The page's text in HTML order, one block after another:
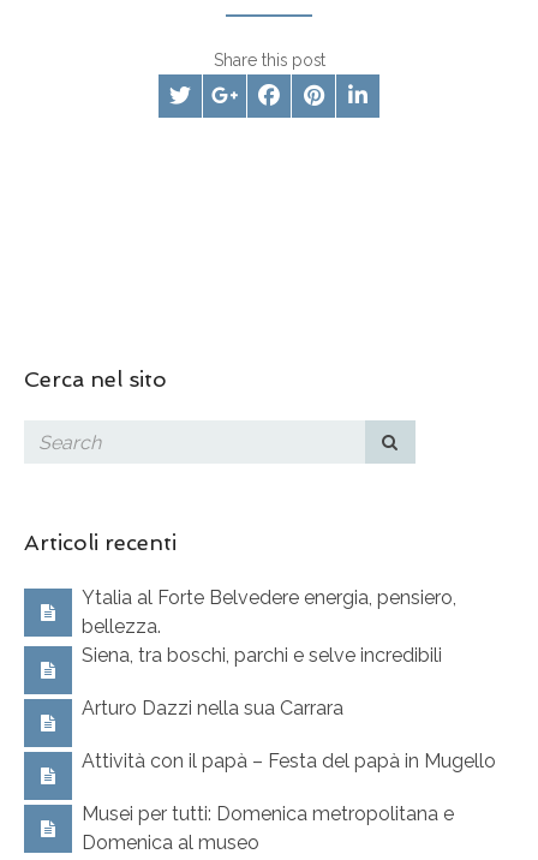
Share this post
Cerca nel sito
Articoli recenti
Ytalia al Forte Belvedere energia, pensiero,
bellezza.
Siena, tra boschi, parchi e selve incredibili
Arturo Dazzi nella sua Carrara
Attività con il papà – Festa del papà in Mugello
Musei per tutti: Domenica metropolitana e
Domenica al museo